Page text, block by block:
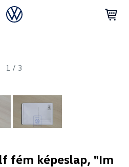
1 / 3
fém képeslap, "Im